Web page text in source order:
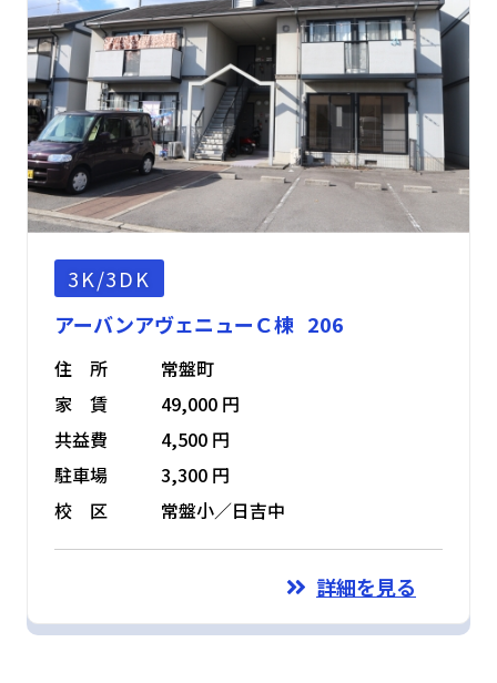
3K/3DK
アーバンアヴェニューＣ棟 206
住 所
常盤町
家 賃
49,000 円
共益費
4,500 円
駐車場
3,300 円
校 区
常盤小／日吉中
詳細を見る